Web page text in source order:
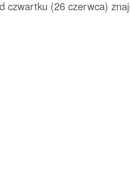
czwartku (26 czerwca)